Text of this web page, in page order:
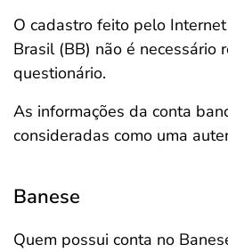
O cadastro feito pelo
Brasil (BB) não é necessário
questionário.
As informações da conta
consideradas como uma
Banese
Quem possui conta no